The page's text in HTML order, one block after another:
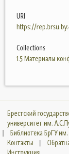
URI
https://
Collections
1.5 Материалы
Брестский
университет им.
|
Библиотека БрГУ
Контакты
|